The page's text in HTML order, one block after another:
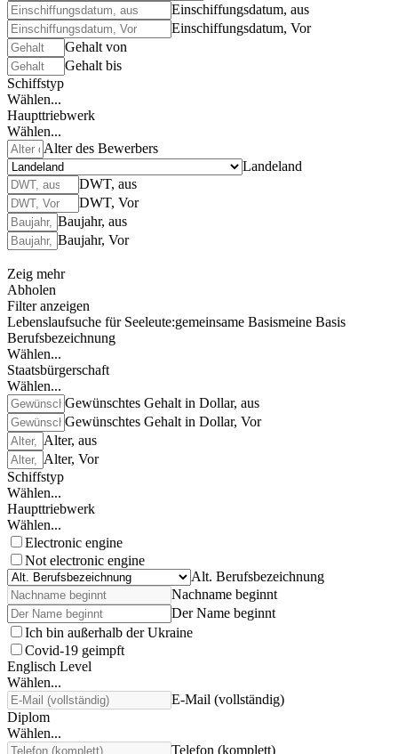
Einschiffungsdatum, aus
Einschiffungsdatum, Vor
Gehalt von
Gehalt bis
Schiffstyp
Wählen...
Haupttriebwerk
Wählen...
Alter des Bewerbers
Landeland
DWT, aus
DWT, Vor
Baujahr, aus
Baujahr, Vor
Zeig mehr
Abholen
Filter anzeigen
Lebenslaufsuche für Seeleute:gemeinsame Basismeine Basis
Berufsbezeichnung
Wählen...
Staatsbürgerschaft
Wählen...
Gewünschtes Gehalt in Dollar, aus
Gewünschtes Gehalt in Dollar, Vor
Alter, aus
Alter, Vor
Schiffstyp
Wählen...
Haupttriebwerk
Wählen...
Electronic engine
Not electronic engine
Alt. Berufsbezeichnung
Nachname beginnt
Der Name beginnt
Ich bin außerhalb der Ukraine
Covid-19 geimpft
Englisch Level
Wählen...
E-Mail (vollständig)
Diplom
Wählen...
Telefon (komplett)